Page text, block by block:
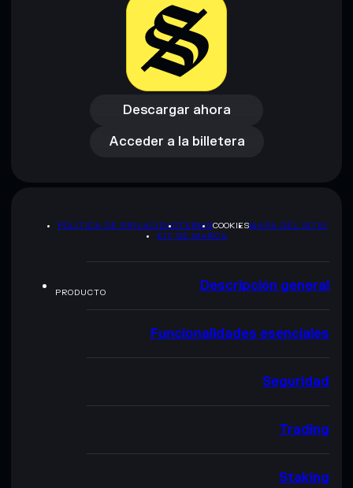
proporcionados por rugcheck.xyz.
Descargar ahora
Descargar ahora
Acceder a la billetera
Acceder a la billetera
POLÍTICA DE PRIVACIDADTERMSCOOKIESMAPA DEL SITIO
KIT DE MARCA
PRODUCTO Descripción general
Funcionalidades esenciales
Seguridad
Trading
Staking